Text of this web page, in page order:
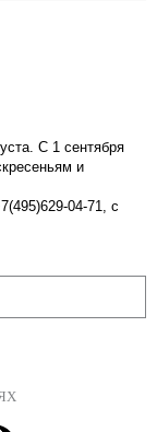
С 1 сентября
и
04-71, с